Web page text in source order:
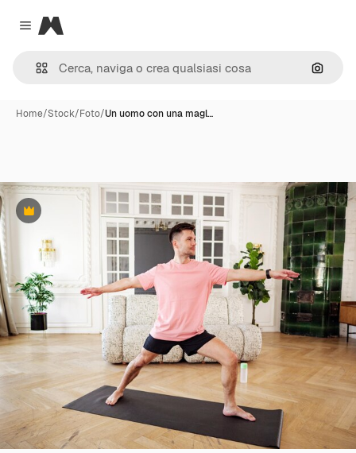
Close menu
Magnific
Cerca
Home/Stock/Foto/Un uomo con una magl…
Premium